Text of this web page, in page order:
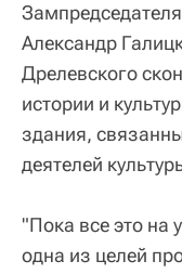
Александр
Дрелевского
истории и
здания,
деятелей
"Пока все это на
одна из целей